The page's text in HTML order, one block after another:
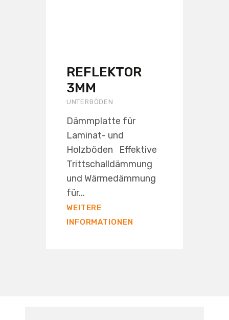
REFLEKTOR
3MM
UNTERBÖDEN
Dämmplatte für
Laminat- und
Holzböden Effektive
Trittschalldämmung
und Wärmedämmung
für...
WEITERE
INFORMATIONEN